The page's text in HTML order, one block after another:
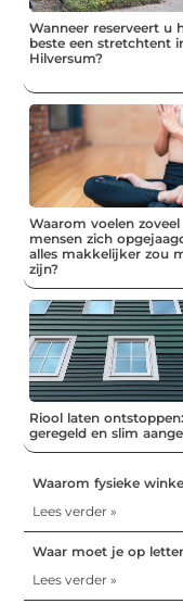
Wanneer reserveert u
beste een stretchtent
Hilversum?
Waarom voelen zoveel
mensen zich
alles makkelijker zou
zijn?
Riool laten
geregeld en slim
Waarom fysieke
Lees verder »
Waar moet je op
Lees verder »